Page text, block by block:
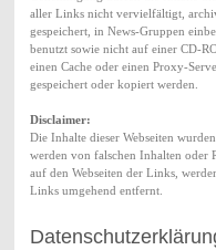
aller Links nicht vervielfältigt,
gespeichert, in News-Gruppen
benutzt sowie nicht auf einer CD-
einen Cache oder einen Proxy-
gespeichert oder kopiert werden.
Disclaimer:
Die Inhalte dieser Webseiten
werden von falschen Inhalten oder
auf den Webseiten der Links,
Links umgehend entfernt.